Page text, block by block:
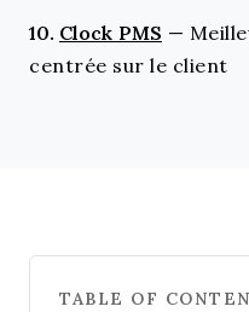
10. Clock PMS —
centrée sur le client
TABLE OF